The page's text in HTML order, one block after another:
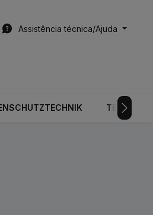
Assistência técnica/Ajuda